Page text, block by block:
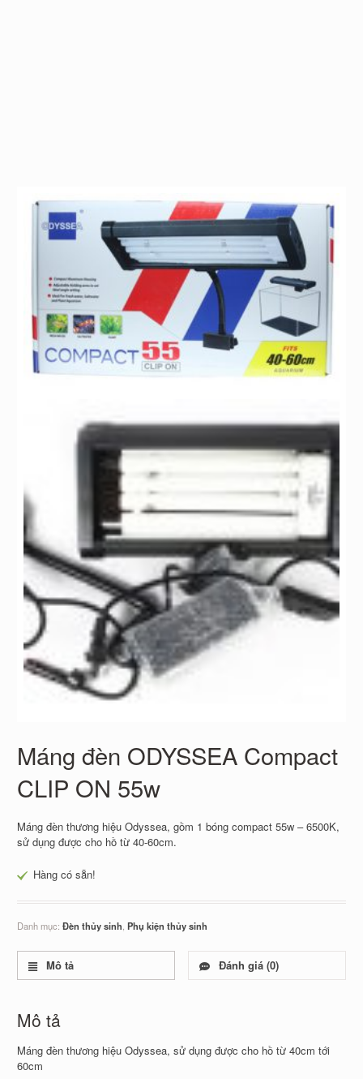
Máng đèn ODYSSEA Compact
CLIP ON 55w
Máng đèn thương hiệu Odyssea, gồm 1 bóng compact 55w – 6500K,
sử dụng được cho hồ từ 40-60cm.
Hàng có sẵn!
Danh mục:Đèn thủy sinh ,Phụ kiện thủy sinh
Mô tả Đánh giá (0)
Mô tả
Máng đèn thương hiệu Odyssea, sử dụng được cho hồ từ 40cm tới
60cm